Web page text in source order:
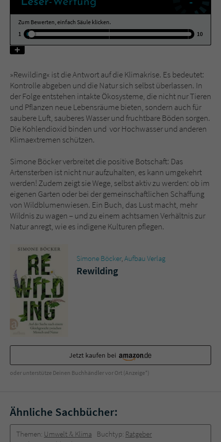
Zum Bewerten, einfach Säule klicken.
1
10
»Rewilding« ist die Antwort auf die Klimakrise. Es bedeutet:
Kontrolle abgeben und die Natur sich selbst überlassen. In
der Folge entstehen intakte Ökosysteme, die nicht nur Tieren
und Pflanzen neue Lebensräume bieten, sondern auch für
saubere Luft, sauberes Wasser und fruchtbare Böden sorgen.
Die Kohlendioxid binden und vor Hochwasser und anderen
Klimaextremen schützen.
Simone Böcker verbreitet die positive Botschaft: Das
Artensterben ist nicht nur aufzuhalten, es kann umgekehrt
werden! Zudem zeigt sie Wege, selbst aktiv zu werden: ob im
eigenen Garten oder bei der gemeinschaftlichen Schaffung
von Wildblumenwiesen. Ein Buch, das Lust macht, mehr
Wildnis zu wagen – und zu einem achtsamen Verhältnis zur
Natur anregt, wie es indigene Kulturen pflegen.
Simone Böcker, Aufbau Verlag
Rewilding
Jetzt kaufen bei
oder unterstütze Deinen Buchhändler vor Ort (Anzeige*)
Ähnliche Sachbücher:
Themen: Umwelt & Klima Buchtyp: Ratgeber
Name tx_pwcomments_ahash
Anbieter Literatur-Couch Medien GmbH & Co. KG
Zweck Cookie für Kommentare einzelner Buchtitel
Name fe_typo_user
Laufzeit Session
Zweck
Dieses Cookie gewährleistet die
Kommunikation der Webseite mit dem
Benutzer. Es wird benötigt um z. B. den
Sicherheitscode des Kontaktformulars zu